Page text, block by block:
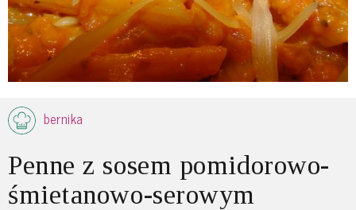
bernika
Penne z sosem pomidorowo-
śmietanowo-serowym